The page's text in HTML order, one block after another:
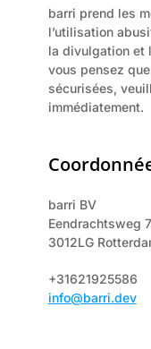
barri prend les
l’utilisation
la divulgation et
vous pensez
sécurisées,
immédiatement.
barri BV
Eendrachtsweg
3012LG
+31621925586
info@barri.dev